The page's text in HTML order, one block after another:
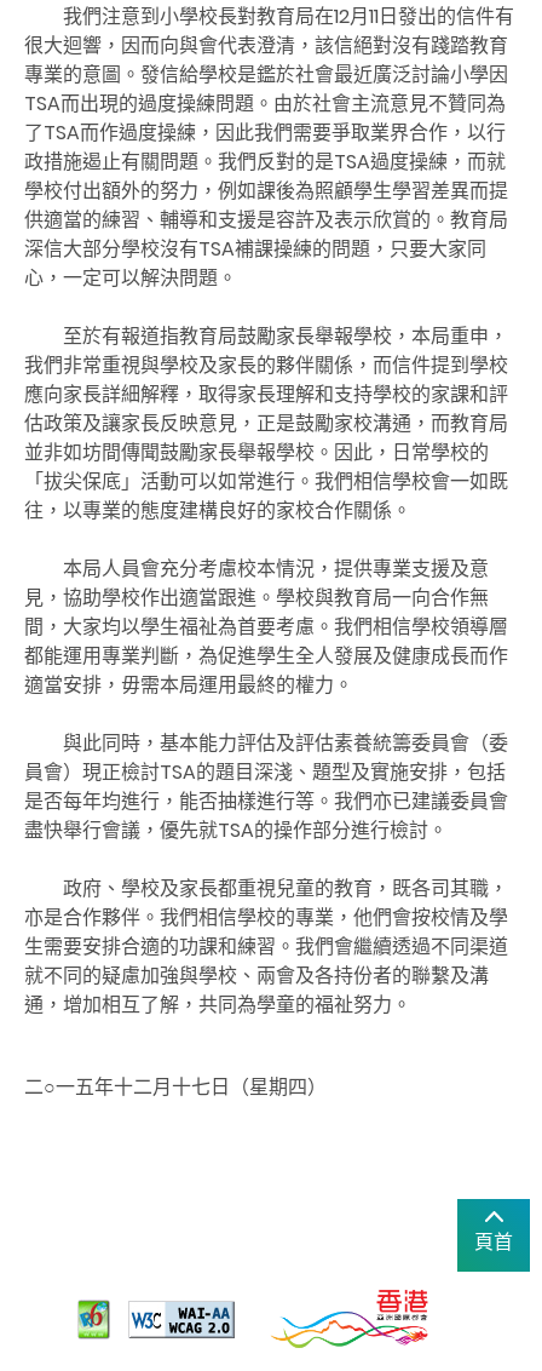
我們注意到小學校長對教育局在12月11日發出的信件有
很大迴響，因而向與會代表澄清，該信絕對沒有踐踏教育
專業的意圖。發信給學校是鑑於社會最近廣泛討論小學因
TSA而出現的過度操練問題。由於社會主流意見不贊同為
了TSA而作過度操練，因此我們需要爭取業界合作，以行
政措施遏止有關問題。我們反對的是TSA過度操練，而就
學校付出額外的努力，例如課後為照顧學生學習差異而提
供適當的練習、輔導和支援是容許及表示欣賞的。教育局
深信大部分學校沒有TSA補課操練的問題，只要大家同
心，一定可以解決問題。
至於有報道指教育局鼓勵家長舉報學校，本局重申，
我們非常重視與學校及家長的夥伴關係，而信件提到學校
應向家長詳細解釋，取得家長理解和支持學校的家課和評
估政策及讓家長反映意見，正是鼓勵家校溝通，而教育局
並非如坊間傳聞鼓勵家長舉報學校。因此，日常學校的
「拔尖保底」活動可以如常進行。我們相信學校會一如既
往，以專業的態度建構良好的家校合作關係。
本局人員會充分考慮校本情況，提供專業支援及意
見，協助學校作出適當跟進。學校與教育局一向合作無
間，大家均以學生福祉為首要考慮。我們相信學校領導層
都能運用專業判斷，為促進學生全人發展及健康成長而作
適當安排，毋需本局運用最終的權力。
與此同時，基本能力評估及評估素養統籌委員會（委
員會）現正檢討TSA的題目深淺、題型及實施安排，包括
是否每年均進行，能否抽樣進行等。我們亦已建議委員會
盡快舉行會議，優先就TSA的操作部分進行檢討。
政府、學校及家長都重視兒童的教育，既各司其職，
亦是合作夥伴。我們相信學校的專業，他們會按校情及學
生需要安排合適的功課和練習。我們會繼續透過不同渠道
就不同的疑慮加強與學校、兩會及各持份者的聯繫及溝
通，增加相互了解，共同為學童的福祉努力。
二○一五年十二月十七日（星期四）
頁首